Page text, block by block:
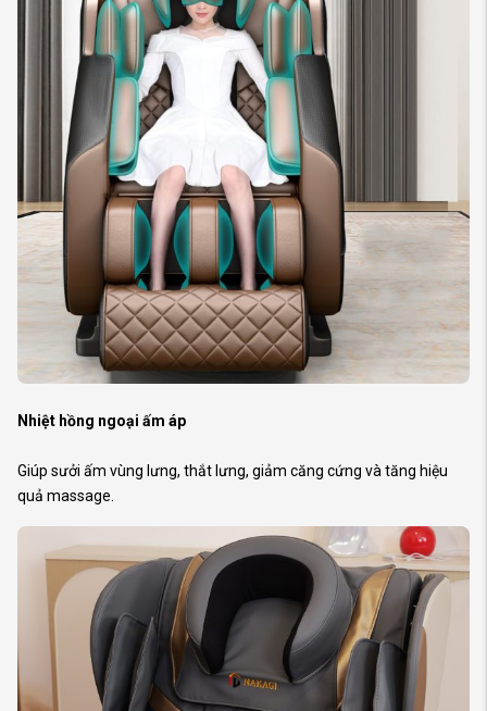
Nhiệt hồng ngoại ấm áp
Giúp sưởi ấm vùng lưng, thắt lưng, giảm căng cứng và tăng hiệu
quả massage.